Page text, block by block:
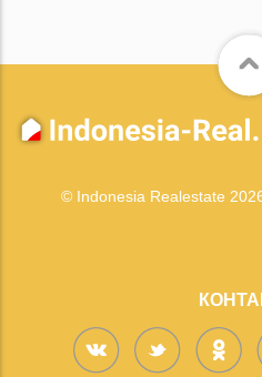
© Indonesia Realestate